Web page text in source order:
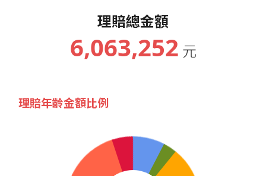
理賠總金額
6,063,252 元
理賠年齡金額比例